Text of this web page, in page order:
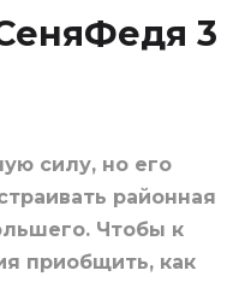
3
силу, но его
районная
Чтобы к
приобщить, как